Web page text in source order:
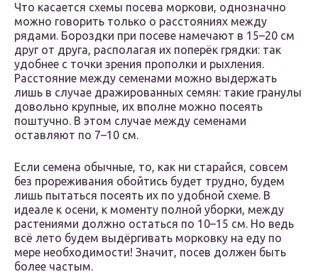
Что касается схемы посева моркови, однозначно
можно говорить только о расстояниях между
рядами. Бороздки при посеве намечают в 15–20 см
друг от друга, располагая их поперёк грядки: так
удобнее с точки зрения прополки и рыхления.
Расстояние между семенами можно выдержать
лишь в случае дражированных семян: такие гранулы
довольно крупные, их вполне можно посеять
поштучно. В этом случае между семенами
оставляют по 7–10 см.
Если семена обычные, то, как ни старайся, совсем
без прореживания обойтись будет трудно, будем
лишь пытаться посеять их по удобной схеме. В
идеале к осени, к моменту полной уборки, между
растениями должно остаться по 10–15 см. Но ведь
всё лето будем выдёргивать морковку на еду по
мере необходимости! Значит, посев должен быть
более частым.